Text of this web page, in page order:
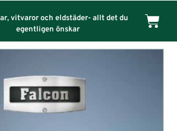
vitvaror och eldstäder- allt det du
egentligen önskar